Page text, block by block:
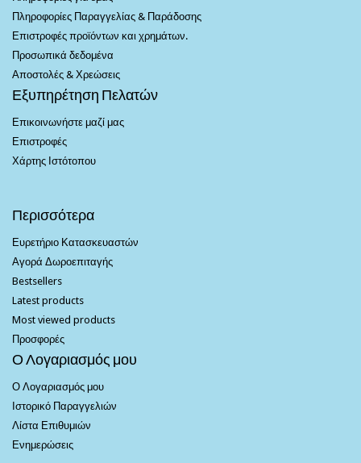
Πληροφορίες Παραγγελίας & Παράδοσης
Επιστροφές προϊόντων και χρημάτων.
Προσωπικά δεδομένα
Αποστολές & Χρεώσεις
Εξυπηρέτηση Πελατών
Επικοινωνήστε μαζί μας
Επιστροφές
Χάρτης Ιστότοπου
Περισσότερα
Ευρετήριο Κατασκευαστών
Αγορά Δωροεπιταγής
Bestsellers
Latest products
Most viewed products
Προσφορές
Ο Λογαριασμός μου
Ο Λογαριασμός μου
Ιστορικό Παραγγελιών
Λίστα Επιθυμιών
Ενημερώσεις